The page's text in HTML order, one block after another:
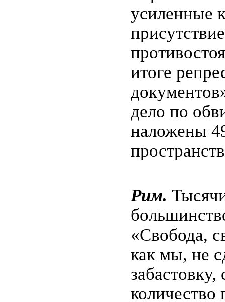
усиленные
итоге
дело по
наложены
Рим.
«Свобода,
как мы, не
количество